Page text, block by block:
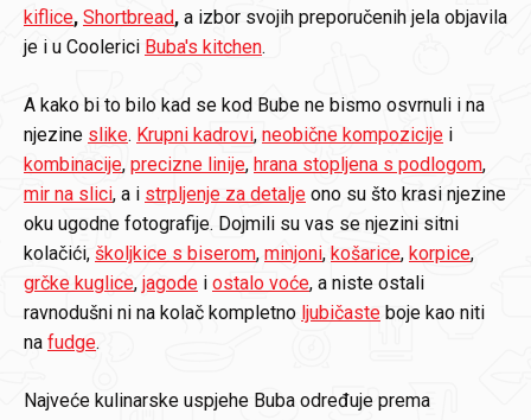
kiflice, Shortbread, a izbor svojih preporučenih jela objavila
je i u Coolerici Buba's kitchen.
A kako bi to bilo kad se kod Bube ne bismo osvrnuli i na
njezine slike. Krupni kadrovi, neobične kompozicije i
kombinacije, precizne linije, hrana stopljena s podlogom,
mir na slici, a i strpljenje za detalje ono su što krasi njezine
oku ugodne fotografije. Dojmili su vas se njezini sitni
kolačići, školjkice s biserom, minjoni, košarice, korpice,
grčke kuglice, jagode i ostalo voće, a niste ostali
ravnodušni ni na kolač kompletno ljubičaste boje kao niti
na fudge.
Najveće kulinarske uspjehe Buba određuje prema